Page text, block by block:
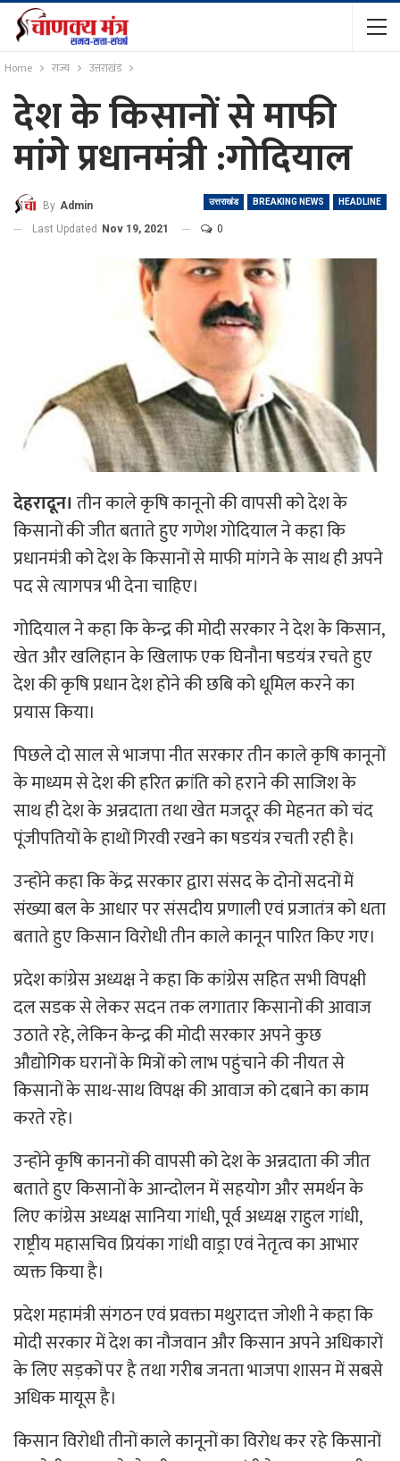
Home राज्य उत्तराखंड
देश के किसानों से माफी
मांगे प्रधानमंत्री :गोदियाल
उत्तराखंड BREAKING NEWS HEADLINE
By Admin
Last Updated Nov 19, 2021 0
देहरादून। तीन काले कृषि कानूनो की वापसी को देश के
किसानों की जीत बताते हुए गणेश गोदियाल ने कहा कि
प्रधानमंत्री को देश के किसानों से माफी मांगने के साथ ही अपने
पद से त्यागपत्र भी देना चाहिए।
गोदियाल ने कहा कि केन्द्र की मोदी सरकार ने देश के किसान,
खेत और खलिहान के खिलाफ एक घिनौना षडयंत्र रचते हुए
देश की कृषि प्रधान देश होने की छबि को धूमिल करने का
प्रयास किया।
पिछले दो साल से भाजपा नीत सरकार तीन काले कृषि कानूनों
के माध्यम से देश की हरित क्रांति को हराने की साजिश के
साथ ही देश के अन्नदाता तथा खेत मजदूर की मेहनत को चंद
पूंजीपतियों के हाथों गिरवी रखने का षडयंत्र रचती रही है।
उन्होंने कहा कि केंद्र सरकार द्वारा संसद के दोनों सदनों में
संख्या बल के आधार पर संसदीय प्रणाली एवं प्रजातंत्र को धता
बताते हुए किसान विरोधी तीन काले कानून पारित किए गए।
प्रदेश कांग्रेस अध्यक्ष ने कहा कि कांग्रेस सहित सभी विपक्षी
दल सडक से लेकर सदन तक लगातार किसानों की आवाज
उठाते रहे, लेकिन केन्द्र की मोदी सरकार अपने कुछ
औद्योगिक घरानों के मित्रों को लाभ पहुंचाने की नीयत से
किसानों के साथ-साथ विपक्ष की आवाज को दबाने का काम
करते रहे।
उन्होंने कृषि काननों की वापसी को देश के अन्नदाता की जीत
बताते हुए किसानों के आन्दोलन में सहयोग और समर्थन के
लिए कांग्रेस अध्यक्ष सानिया गांधी, पूर्व अध्यक्ष राहुल गांधी,
राष्ट्रीय महासचिव प्रियंका गांधी वाड्रा एवं नेतृत्व का आभार
व्यक्त किया है।
प्रदेश महामंत्री संगठन एवं प्रवक्ता मथुरादत्त जोशी ने कहा कि
मोदी सरकार में देश का नौजवान और किसान अपने अधिकारों
के लिए सड़कों पर है तथा गरीब जनता भाजपा शासन में सबसे
अधिक मायूस है।
किसान विरोधी तीनों काले कानूनों का विरोध कर रहे किसानों